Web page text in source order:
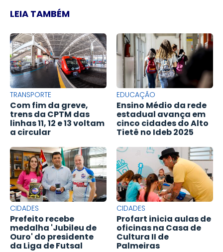
LEIA TAMBÉM
TRANSPORTE
Com fim da greve,
trens da CPTM das
linhas 11, 12 e 13 voltam
a circular
EDUCAÇÃO
Ensino Médio da rede
estadual avança em
cinco cidades do Alto
Tietê no Ideb 2025
CIDADES
Prefeito recebe
medalha 'Jubileu de
Ouro' do presidente
da Liga de Futsal
CIDADES
Profart inicia aulas de
oficinas na Casa de
Cultura II de
Palmeiras